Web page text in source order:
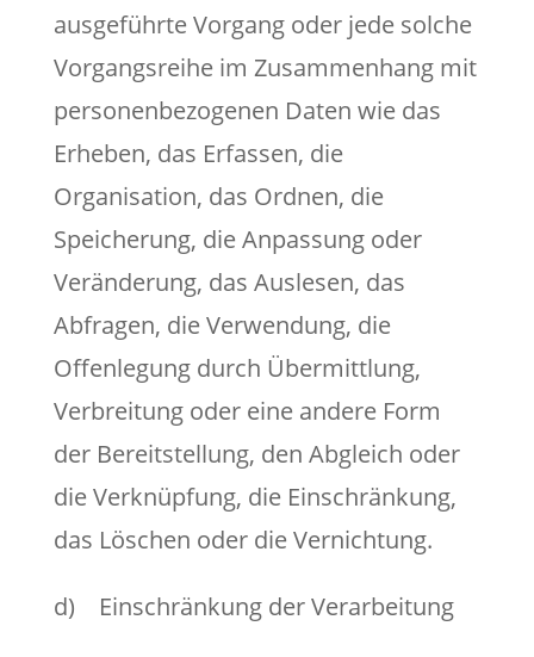
ausgeführte Vorgang oder jede solche
Vorgangsreihe im Zusammenhang mit
personenbezogenen Daten wie das
Erheben, das Erfassen, die
Organisation, das Ordnen, die
Speicherung, die Anpassung oder
Veränderung, das Auslesen, das
Abfragen, die Verwendung, die
Offenlegung durch Übermittlung,
Verbreitung oder eine andere Form
der Bereitstellung, den Abgleich oder
die Verknüpfung, die Einschränkung,
das Löschen oder die Vernichtung.
d) Einschränkung der Verarbeitung